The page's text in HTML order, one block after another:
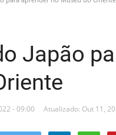
Japão
- 09:00 Atualizado: Out 11,